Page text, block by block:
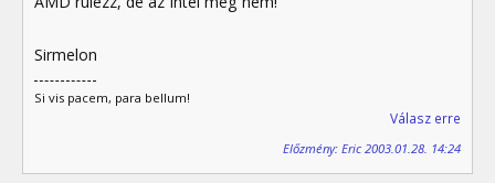
Sirmelon
Si vis pacem, para bellum!
Válasz erre
Előzmény: Eric 2003.01.28. 14:24